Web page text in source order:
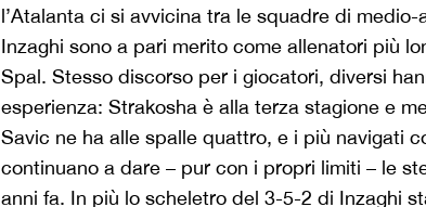
l’Atalanta ci si avvicina tra le squadre di
Inzaghi sono a pari merito come allenatori più
Spal. Stesso discorso per i giocatori, diversi
esperienza: Strakosha è alla terza stagione e
Savic ne ha alle spalle quattro, e i più navigati
continuano a dare – pur con i propri limiti – le
anni fa. In più lo scheletro del 3-5-2 di Inzaghi